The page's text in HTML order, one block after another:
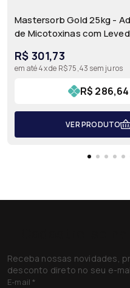
Mastersorb Gold 25kg -
de Micotoxinas com
R$ 301,73
R$ 286,64
em até 4x de R$ 75,43 sem juros
VER PRODUTO
Receba nossas novidades,
desconto direto no seu e-
E-mail*